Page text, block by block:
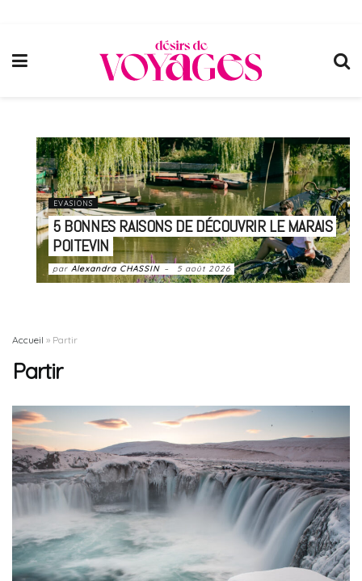
EVASIONS
5 BONNES RAISONS DE DÉCOUVRIR LE MARAIS
POITEVIN
par Alexandra CHASSIN 5 août 2026
Accueil » Partir
Partir